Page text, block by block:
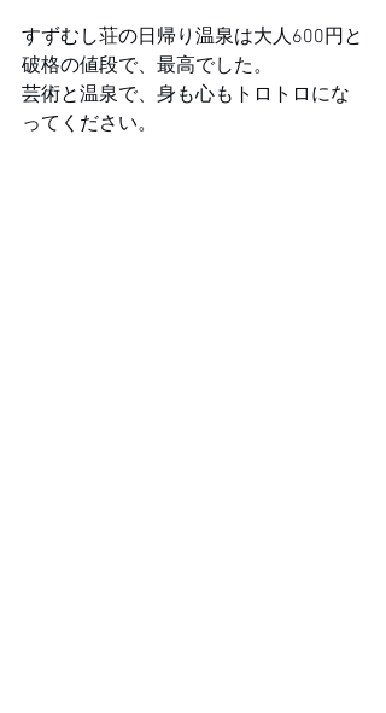
すずむし荘の日帰り温泉は大人600円と
破格の値段で、最高でした。
芸術と温泉で、身も心もトロトロにな
ってください。